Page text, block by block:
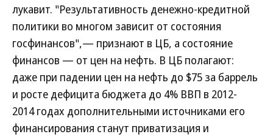
лукавит. "Результативность денежно-кредитной
политики во многом зависит от состояния
госфинансов",— признают в ЦБ, а состояние
финансов — от цен на нефть. В ЦБ полагают:
даже при падении цен на нефть до $75 за баррель
и росте дефицита бюджета до 4% ВВП в 2012-
2014 годах дополнительными источниками его
финансирования станут приватизация и